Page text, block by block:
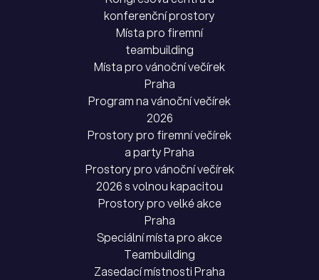
konferenční prostory
Místa pro firemní
teambuilding
Místa pro vánoční večírek
Praha
Program na vánoční večírek
2026
Prostory pro firemní večírek
a party Praha
Prostory pro vánoční večírek
2026 s volnou kapacitou
Prostory pro velké akce
Praha
Speciální místa pro akce
Teambuilding
Zasedací místnosti Praha